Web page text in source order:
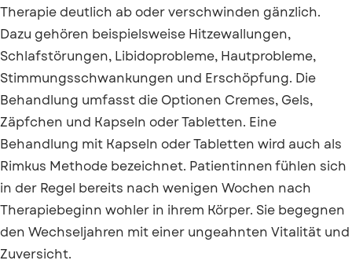
Therapie deutlich ab oder verschwinden gänzlich.
Dazu gehören beispielsweise Hitzewallungen,
Schlafstörungen, Libidoprobleme, Hautprobleme,
Stimmungsschwankungen und Erschöpfung. Die
Behandlung umfasst die Optionen Cremes, Gels,
Zäpfchen und Kapseln oder Tabletten. Eine
Behandlung mit Kapseln oder Tabletten wird auch als
Rimkus Methode bezeichnet. Patientinnen fühlen sich
in der Regel bereits nach wenigen Wochen nach
Therapiebeginn wohler in ihrem Körper. Sie begegnen
den Wechseljahren mit einer ungeahnten Vitalität und
Zuversicht.